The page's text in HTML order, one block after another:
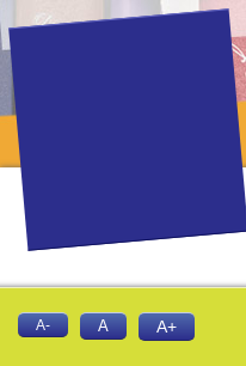
A- A A+